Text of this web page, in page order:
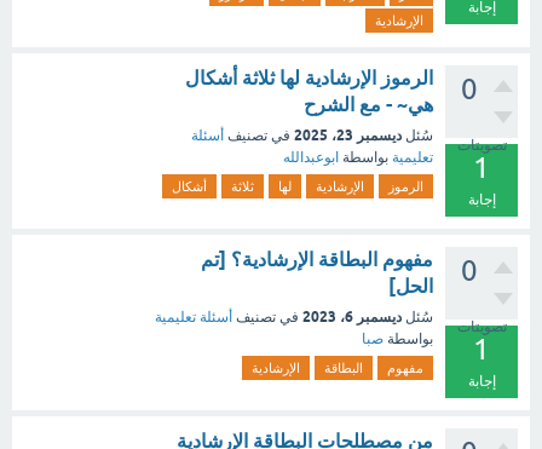
إجابة
الإرشادية
0
تصويتات
1
إجابة
الرموز الإرشادية لها ثلاثة أشكال
هي~ - مع الشرح
سُئل ديسمبر 23، 2025 في تصنيف أسئلة
تعليمية بواسطة ابوعبدالله
الرموز الإرشادية لها ثلاثة أشكال
0
تصويتات
1
إجابة
مفهوم البطاقة الإرشادية؟ [تم
الحل]
سُئل ديسمبر 6، 2023 في تصنيف أسئلة تعليمية
بواسطة صبا
مفهوم البطاقة الإرشادية
من مصطلحات البطاقة الإرشادية